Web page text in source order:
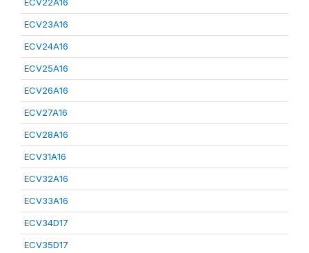
ECV23A16
ECV24A16
ECV25A16
ECV26A16
ECV27A16
ECV28A16
ECV31A16
ECV32A16
ECV33A16
ECV34D17
ECV35D17